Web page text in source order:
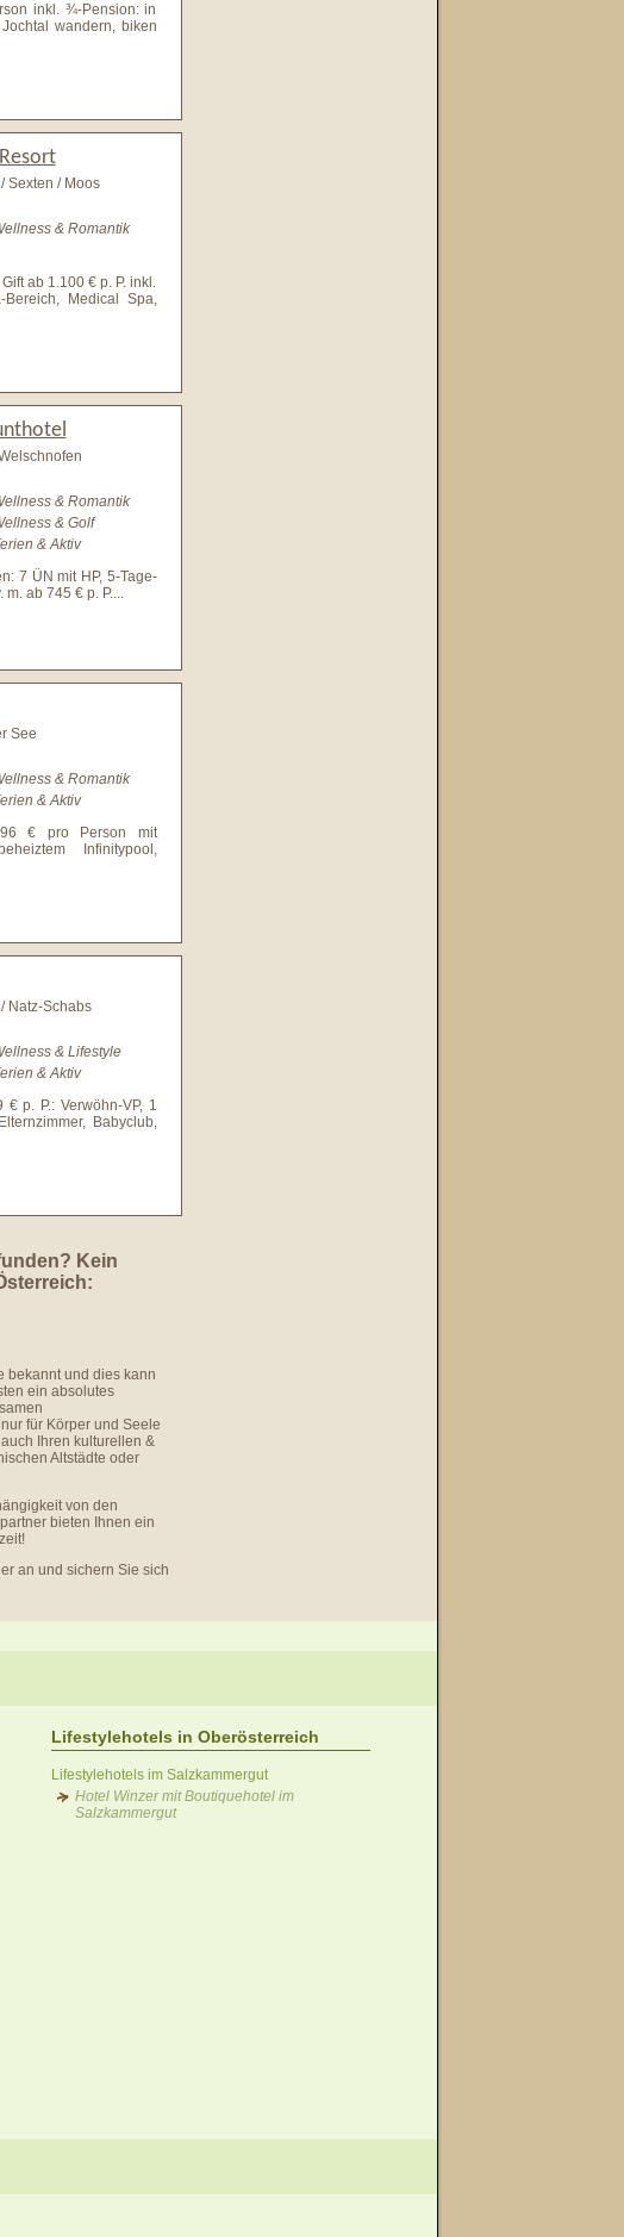
inkl. ¾-Pension: in
wandern, biken
Sexten / Moos
& Romantik
ab 1.100 € p. P. inkl.
Bereich, Medical Spa,
& Romantik
& Golf
& Aktiv
7 ÜN mit HP, 5-Tage-
ab 745 € p. P....
See
& Romantik
& Aktiv
€ pro Person mit
Infinitypool,
Natz-Schabs
& Lifestyle
& Aktiv
p. P.: Verwöhn-VP, 1
Babyclub,
Kein
bekannt und dies kann
ein absolutes
für Körper und Seele
Ihren kulturellen &
Altstädte oder
von den
bieten Ihnen ein
an und sichern Sie sich
Lifestylehotels in Oberösterreich
Lifestylehotels im Salzkammergut
Hotel Winzer mit Boutiquehotel im
Salzkammergut